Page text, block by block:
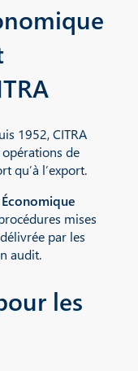
1952, CITRA
de
qu’à l’export.
mises
par les
audit.
les